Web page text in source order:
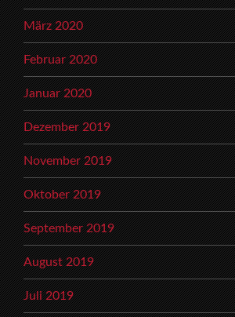
März 2020
Februar 2020
Januar 2020
Dezember 2019
November 2019
Oktober 2019
September 2019
August 2019
Juli 2019